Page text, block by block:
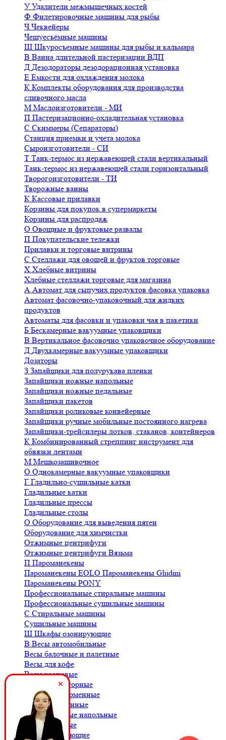
У Удалители межмышечных костей
Ф Филетировочные машины для рыбы
ЧЧеквейеры
Чешуесъёмные машины
Ш Шкуросъемные машины для рыбы и кальмара
В Ванна длительной пастеризации ВДП
Д Дезодораторы дезодорационная установка
Е Емкости для охлаждения молока
К Комплекты оборудования для производства
сливочного масла
М Маслоизготовители - МИ
П Пастеризационно-охладительная установка
С Скиммеры (Сепараторы)
Станция приемки и учета молока
Сыроизготовители - СИ
Т Танк-термос из нержавеющей стали вертикальный
Танк-термос из нержавеющей стали горизонтальный
Творогоизготовители - ТИ
Творожные ванны
К Кассовые прилавки
Корзины для покупок в супермаркеты
Корзины для распродаж
О Овощные и фруктовые развалы
П Покупательские тележки
Прилавки и торговые витрины
С Стеллажи для овощей и фруктов торговые
Х Хлебные витрины
Хлебные стеллажи торговые для магазина
А Автомат для сыпучих продуктов фасовка упаковка
Автомат фасовочно-упаковочный для жидких
продуктов
Автоматы для фасовки и упаковки чая в пакетики
Б Бескамерные вакуумные упаковщики
В Вертикальное фасовочно упаковочное оборудование
Д Двухкамерные вакуумные упаковщики
Дозаторы
З Запайщики для полурукава пленки
Запайщики ножные напольные
Запайщики ножные педальные
Запайщики пакетов
Запайщики роликовые конвейерные
Запайщики ручные мобильные постоянного нагрева
Запайщики-трейсилеры лотков, стаканов, контейнеров
К Комбинированный стреппинг инструмент для
обвязки лентами
М Мешкозашивочное
О Однокамерные вакуумные упаковщики
Г Гладильно-сушильные катки
Гладильные катки
Гладильные прессы
Гладильные столы
О Оборудование для выведения пятен
Оборудование для химчистки
Отжимные центрифуги
Отжимные центрифуги Вязьма
П Пароманекены
Пароманекены EOLO Пароманекены Ghidini
Пароманекены PONY
Профессиональные стиральные машины
Профессиональные сушильные машины
С Стиральные машины
Сушильные машины
Ш Шкафы озонирующие
В Весы автомобильные
Весы балочные и палетные
Весы для кофе
Весы крановые
Весы лабораторные
Весы платформенные
Весы порционные
Весы товарные напольные
Весы торговые
Комплектующие